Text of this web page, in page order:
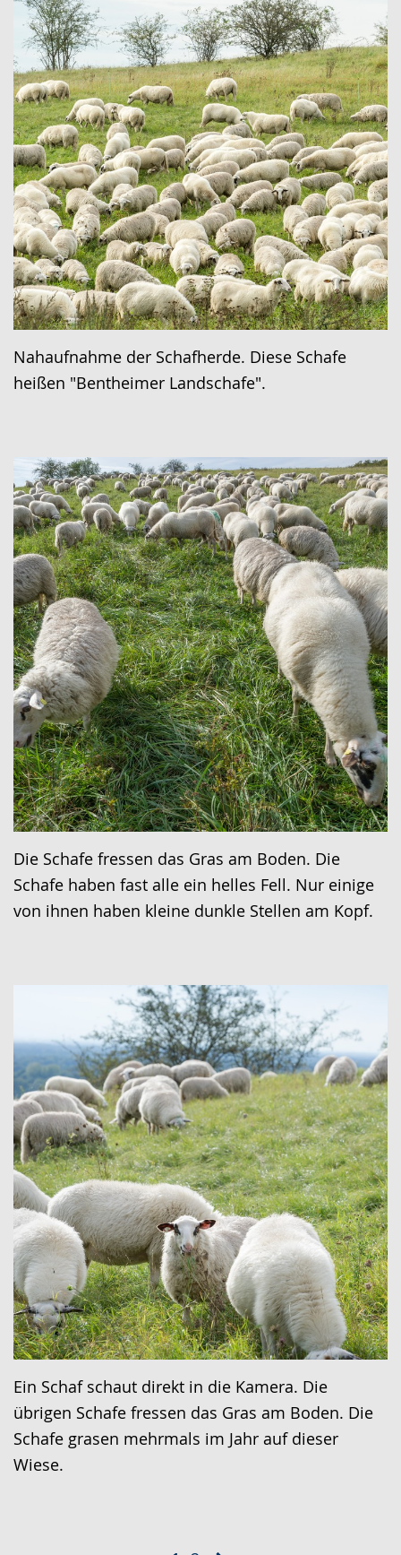
Nahaufnahme der Schafherde. Diese Schafe
heißen "Bentheimer Landschafe".
Die Schafe fressen das Gras am Boden. Die
Schafe haben fast alle ein helles Fell. Nur einige
von ihnen haben kleine dunkle Stellen am Kopf.
Ein Schaf schaut direkt in die Kamera. Die
übrigen Schafe fressen das Gras am Boden. Die
Schafe grasen mehrmals im Jahr auf dieser
Wiese.